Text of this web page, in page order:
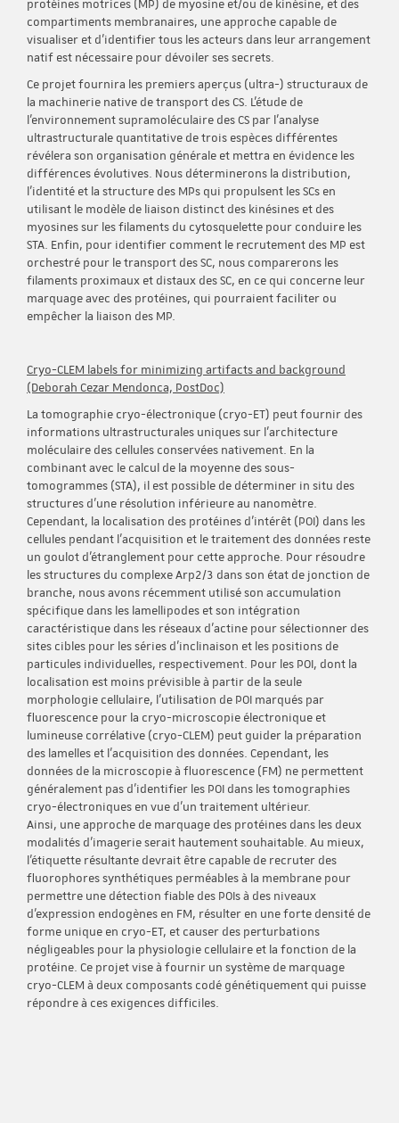
protéines motrices (MP) de myosine et/ou de kinésine, et des
compartiments membranaires, une approche capable de
visualiser et d'identifier tous les acteurs dans leur arrangement
natif est nécessaire pour dévoiler ses secrets.
Ce projet fournira les premiers aperçus (ultra-) structuraux de
la machinerie native de transport des CS. L'étude de
l'environnement supramoléculaire des CS par l'analyse
ultrastructurale quantitative de trois espèces différentes
révélera son organisation générale et mettra en évidence les
différences évolutives. Nous déterminerons la distribution,
l'identité et la structure des MPs qui propulsent les SCs en
utilisant le modèle de liaison distinct des kinésines et des
myosines sur les filaments du cytosquelette pour conduire les
STA. Enfin, pour identifier comment le recrutement des MP est
orchestré pour le transport des SC, nous comparerons les
filaments proximaux et distaux des SC, en ce qui concerne leur
marquage avec des protéines, qui pourraient faciliter ou
empêcher la liaison des MP.
Cryo-CLEM labels for minimizing artifacts and background
(Deborah Cezar Mendonca, PostDoc)
La tomographie cryo-électronique (cryo-ET) peut fournir des
informations ultrastructurales uniques sur l'architecture
moléculaire des cellules conservées nativement. En la
combinant avec le calcul de la moyenne des sous-
tomogrammes (STA), il est possible de déterminer in situ des
structures d'une résolution inférieure au nanomètre.
Cependant, la localisation des protéines d'intérêt (POI) dans les
cellules pendant l'acquisition et le traitement des données reste
un goulot d'étranglement pour cette approche. Pour résoudre
les structures du complexe Arp2/3 dans son état de jonction de
branche, nous avons récemment utilisé son accumulation
spécifique dans les lamellipodes et son intégration
caractéristique dans les réseaux d'actine pour sélectionner des
sites cibles pour les séries d'inclinaison et les positions de
particules individuelles, respectivement. Pour les POI, dont la
localisation est moins prévisible à partir de la seule
morphologie cellulaire, l'utilisation de POI marqués par
fluorescence pour la cryo-microscopie électronique et
lumineuse corrélative (cryo-CLEM) peut guider la préparation
des lamelles et l'acquisition des données. Cependant, les
données de la microscopie à fluorescence (FM) ne permettent
généralement pas d'identifier les POI dans les tomographies
cryo-électroniques en vue d'un traitement ultérieur.
Ainsi, une approche de marquage des protéines dans les deux
modalités d'imagerie serait hautement souhaitable. Au mieux,
l'étiquette résultante devrait être capable de recruter des
fluorophores synthétiques perméables à la membrane pour
permettre une détection fiable des POIs à des niveaux
d'expression endogènes en FM, résulter en une forte densité de
forme unique en cryo-ET, et causer des perturbations
négligeables pour la physiologie cellulaire et la fonction de la
protéine. Ce projet vise à fournir un système de marquage
cryo-CLEM à deux composants codé génétiquement qui puisse
répondre à ces exigences difficiles.